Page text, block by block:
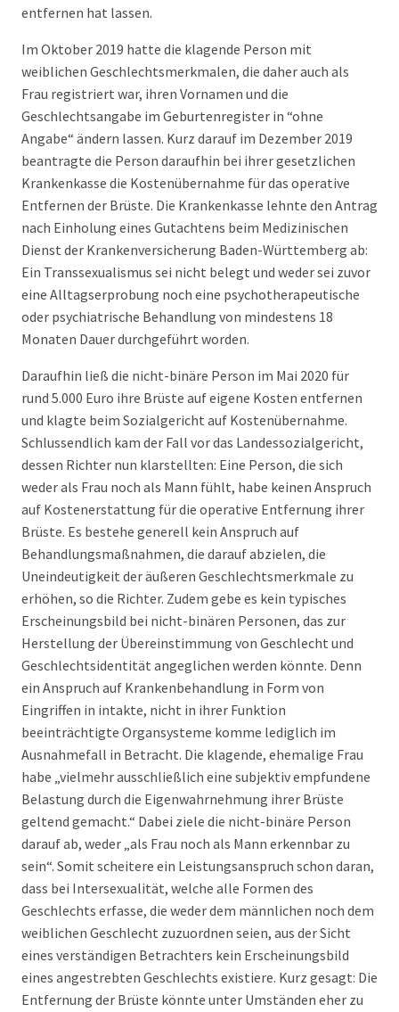
entfernen hat lassen.
Im Oktober 2019 hatte die klagende Person mit
weiblichen Geschlechtsmerkmalen, die daher auch als
Frau registriert war, ihren Vornamen und die
Geschlechtsangabe im Geburtenregister in “ohne
Angabe“ ändern lassen. Kurz darauf im Dezember 2019
beantragte die Person daraufhin bei ihrer gesetzlichen
Krankenkasse die Kostenübernahme für das operative
Entfernen der Brüste. Die Krankenkasse lehnte den Antrag
nach Einholung eines Gutachtens beim Medizinischen
Dienst der Krankenversicherung Baden-Württemberg ab:
Ein Transsexualismus sei nicht belegt und weder sei zuvor
eine Alltagserprobung noch eine psychotherapeutische
oder psychiatrische Behandlung von mindestens 18
Monaten Dauer durchgeführt worden.
Daraufhin ließ die nicht-binäre Person im Mai 2020 für
rund 5.000 Euro ihre Brüste auf eigene Kosten entfernen
und klagte beim Sozialgericht auf Kostenübernahme.
Schlussendlich kam der Fall vor das Landessozialgericht,
dessen Richter nun klarstellten: Eine Person, die sich
weder als Frau noch als Mann fühlt, habe keinen Anspruch
auf Kostenerstattung für die operative Entfernung ihrer
Brüste. Es bestehe generell kein Anspruch auf
Behandlungsmaßnahmen, die darauf abzielen, die
Uneindeutigkeit der äußeren Geschlechtsmerkmale zu
erhöhen, so die Richter. Zudem gebe es kein typisches
Erscheinungsbild bei nicht-binären Personen, das zur
Herstellung der Übereinstimmung von Geschlecht und
Geschlechtsidentität angeglichen werden könnte. Denn
ein Anspruch auf Krankenbehandlung in Form von
Eingriffen in intakte, nicht in ihrer Funktion
beeinträchtigte Organsysteme komme lediglich im
Ausnahmefall in Betracht. Die klagende, ehemalige Frau
habe „vielmehr ausschließlich eine subjektiv empfundene
Belastung durch die Eigenwahrnehmung ihrer Brüste
geltend gemacht.“ Dabei ziele die nicht-binäre Person
darauf ab, weder „als Frau noch als Mann erkennbar zu
sein“. Somit scheitere ein Leistungsanspruch schon daran,
dass bei Intersexualität, welche alle Formen des
Geschlechts erfasse, die weder dem männlichen noch dem
weiblichen Geschlecht zuzuordnen seien, aus der Sicht
eines verständigen Betrachters kein Erscheinungsbild
eines angestrebten Geschlechts existiere. Kurz gesagt: Die
Entfernung der Brüste könnte unter Umständen eher zu